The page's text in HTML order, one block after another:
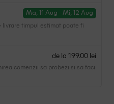
Ma, 11 Aug - Mi, 12 Aug
timpul estimat poate fi
de la 199.00 lei
comenzii sa probezi si sa faci